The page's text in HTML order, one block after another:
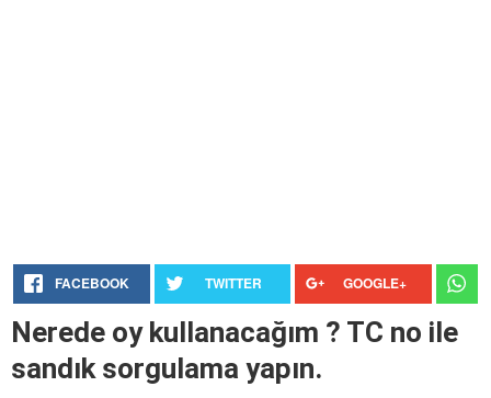
FACEBOOK TWITTER GOOGLE+
Nerede oy kullanacağım ? TC no ile
sandık sorgulama yapın.